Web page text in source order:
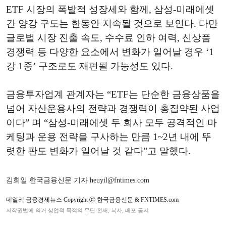
ETF 시장의 폭발적 성장세와 함께, 삼성-미래에셋
간 양강 구도는 한동안 지속될 것으로 보인다. 다만
글로벌 시장 진출 속도, 수수료 인하 여력, 신상품
경쟁력 등 다양한 요소에서 변화가 일어날 경우 ‘1
강 1중’ 구조로도 재편될 가능성도 있다.
금융투자업계 관계자는 “ETF는 단순한 금융상품을
넘어 자산운용사의 전략과 경쟁력이 총집약된 사업
이다” 며 “삼성-미래에셋 두 회사 모두 공격적인 마
케팅과 운용 전략을 구사하는 만큼 1~2년 내에 뚜
렷한 판도 변화가 일어날 것 같다”고 말했다.
김희일 한국금융신문 기자 heuyil@fntimes.com
데일리 금융경제뉴스 Copyright ⓒ 한국금융신문 & FNTIMES.com
저작권법에 의거 상업적 목적의 무단 전재, 복사, 배포 금지